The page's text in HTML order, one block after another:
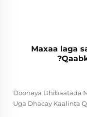
Maxaa laga
Doonaya Dhibaatada
Uga Dhacay Kaalinta